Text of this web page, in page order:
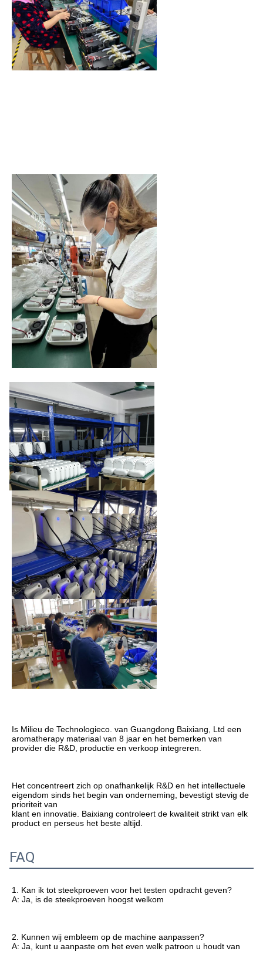
Is Milieu de Technologieco. van Guangdong Baixiang, Ltd een
aromatherapy materiaal van 8 jaar en het bemerken van
provider die R&D, productie en verkoop integreren.
Het concentreert zich op onafhankelijk R&D en het intellectuele
eigendom sinds het begin van onderneming, bevestigt stevig de
prioriteit van
klant en innovatie. Baixiang controleert de kwaliteit strikt van elk
product en perseus het beste altijd.
FAQ
1. Kan ik tot steekproeven voor het testen opdracht geven?
A: Ja, is de steekproeven hoogst welkom
2. Kunnen wij embleem op de machine aanpassen?
A: Ja, kunt u aanpaste om het even welk patroon u houdt van